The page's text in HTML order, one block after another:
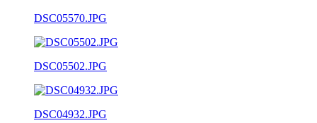
DSC05570.JPG
DSC05502.JPG
DSC04932.JPG